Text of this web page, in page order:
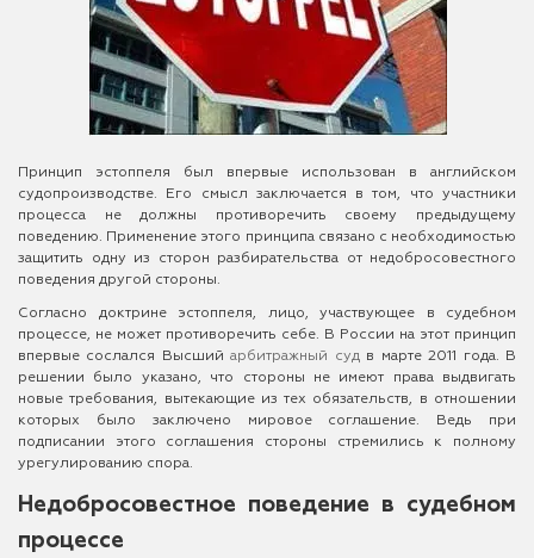
Принцип эстоппеля был впервые использован в английском
судопроизводстве. Его смысл заключается в том, что участники
процесса не должны противоречить своему предыдущему
поведению. Применение этого принципа связано с необходимостью
защитить одну из сторон разбирательства от недобросовестного
поведения другой стороны.
Согласно доктрине эстоппеля, лицо, участвующее в судебном
процессе, не может противоречить себе. В России на этот принцип
впервые сослался Высшийарбитражный судв марте 2011 года. В
решении было указано, что стороны не имеют права выдвигать
новые требования, вытекающие из тех обязательств, в отношении
которых было заключено мировое соглашение. Ведь при
подписании этого соглашения стороны стремились к полному
урегулированию спора.
Недобросовестное поведение в судебном
процессе